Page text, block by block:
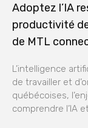
Adoptez l’IA
productivité
de MTL
L’intelligence
de travailler et
québécoises,
comprendre l’IA